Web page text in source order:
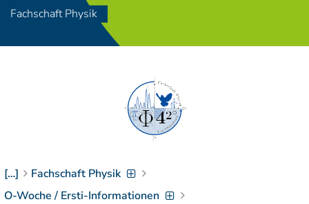
Zur Suche springen
[Access-Key 4]
springen[Access-Key
Zielgruppennavigation
Access-Key
Zur
Brotkrumennavigation
Fachschaft Physik
[…]
Fachschaft Physik
O-Woche / Ersti-Informationen